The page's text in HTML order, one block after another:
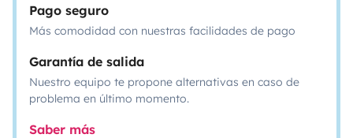
Pago seguro
Más comodidad con nuestras facilidades de pago
Garantía de salida
Nuestro equipo te propone alternativas en caso de
problema en último momento.
Saber más